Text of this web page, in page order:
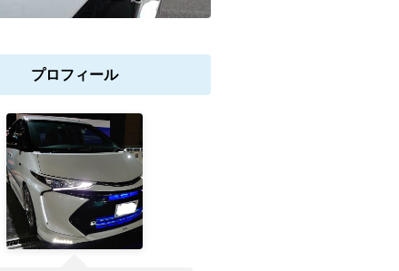
プロフィール